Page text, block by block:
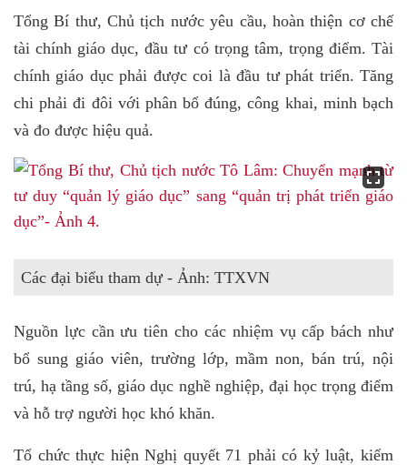
Tổng Bí thư, Chủ tịch nước yêu cầu, hoàn thiện cơ chế
tài chính giáo dục, đầu tư có trọng tâm, trọng điểm. Tài
chính giáo dục phải được coi là đầu tư phát triển. Tăng
chi phải đi đôi với phân bổ đúng, công khai, minh bạch
và đo được hiệu quả.
Các đại biểu tham dự - Ảnh: TTXVN
Nguồn lực cần ưu tiên cho các nhiệm vụ cấp bách như
bổ sung giáo viên, trường lớp, mầm non, bán trú, nội
trú, hạ tầng số, giáo dục nghề nghiệp, đại học trọng điểm
và hỗ trợ người học khó khăn.
Tổ chức thực hiện Nghị quyết 71 phải có kỷ luật, kiểm